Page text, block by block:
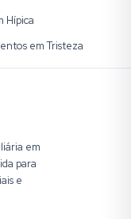
Hípica
em Tristeza
em
para
e